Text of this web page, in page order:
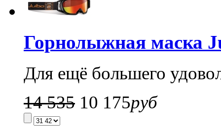
Горнолыжная маска
Для ещё большего
14 535 10 175руб